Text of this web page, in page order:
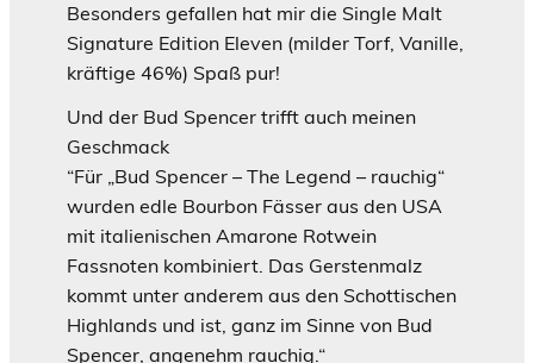
Besonders gefallen hat mir die Single Malt
Signature Edition Eleven (milder Torf, Vanille,
kräftige 46%) Spaß pur!
Und der Bud Spencer trifft auch meinen
Geschmack
“Für „Bud Spencer – The Legend – rauchig“
wurden edle Bourbon Fässer aus den USA
mit italienischen Amarone Rotwein
Fassnoten kombiniert. Das Gerstenmalz
kommt unter anderem aus den Schottischen
Highlands und ist, ganz im Sinne von Bud
Spencer, angenehm rauchig.“